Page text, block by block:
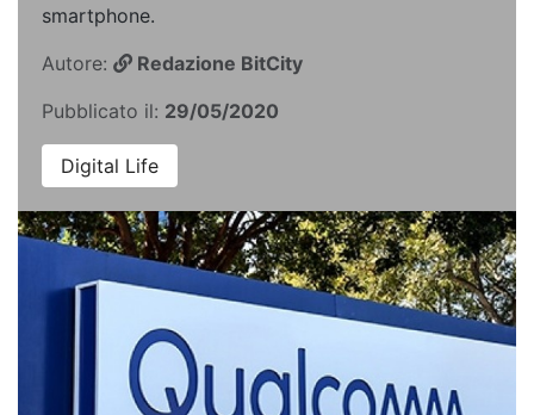
smartphone.
Autore:
Redazione BitCity
Pubblicato il: 29/05/2020
Digital Life